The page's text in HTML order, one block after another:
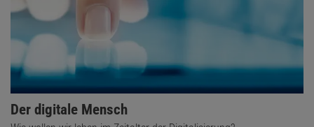
Der digitale Mensch